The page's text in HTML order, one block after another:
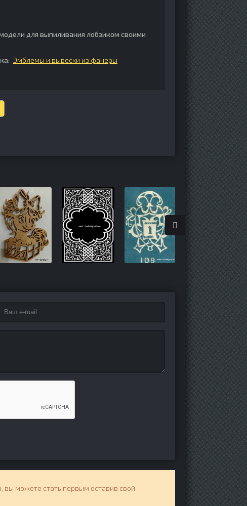
для выпиливания лобзиком своими
Эмблемы и вывески из фанеры
вы можете стать первым оставив свой